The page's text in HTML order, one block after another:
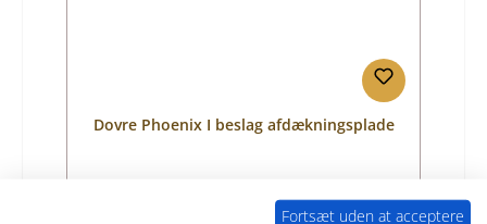
Dovre Phoenix I beslag afdækningsplade
DovreFortsæt uden at acceptere